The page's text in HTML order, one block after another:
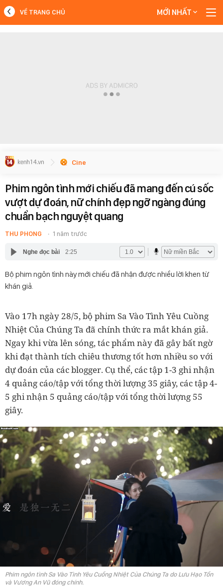
VỀ TRANG CHỦ MỚI NHẤT
Cine
Phim ngôn tình mới chiếu đã mang đến cú sốc
vượt dự đoán, nữ chính đẹp ngỡ ngàng đúng
chuẩn bạch nguyệt quang
THU PHONG 1 năm trước
Nghe đọc bài 2:25
Bộ phim ngôn tình này mới chiếu đã nhận được nhiều lời khen từ
khán giả.
Vào 17h ngày 28/5, bộ phim Sa Vào Tình Yêu Cuồng
Nhiệt Của Chúng Ta đã chính thức ra mắt khán giả.
Ngay khi vừa lên sóng, tác phẩm này đã gây bất ngờ
khi đạt thành tích chiêu thương tốt hơn nhiều so với
dự đoán của các blogger. Cụ thể, các tập 1-3 ghi nhận
4 quảng cáo/tập với tổng thời lượng 35 giây, các tập 4-
5 ghi nhận 5 quảng cáo/tập với tổng thời lượng 55
giây.
Phim ngôn tình Sa Vào Tình Yêu Cuồng Nhiệt Của Chúng Ta do Lưu Hạo Tồn
và Vương An Vũ đóng chính.